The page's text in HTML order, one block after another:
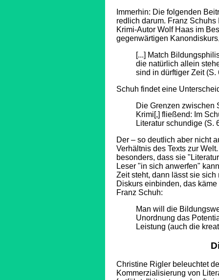
Immerhin: Die folgenden
redlich darum. Franz
Krimi-Autor Wolf Haas im
gegenwärtigen
[...] Match
die natürlich allein
sind in dürftiger Zeit (S.
Schuh findet eine
Die Grenzen zwischen
Krimi[,] fließend: Im
Literatur schundige (S.
Der – so deutlich aber nicht
Verhältnis des Texts zur
besonders, dass sie
Leser "in sich anwerfen"
Zeit steht, dann lässt sie
Diskurs einbinden, das
Franz Schuh:
Man will die
Unordnung das
Leistung (auch die
Christine Rigler beleuchtet
Kommerzialisierung von